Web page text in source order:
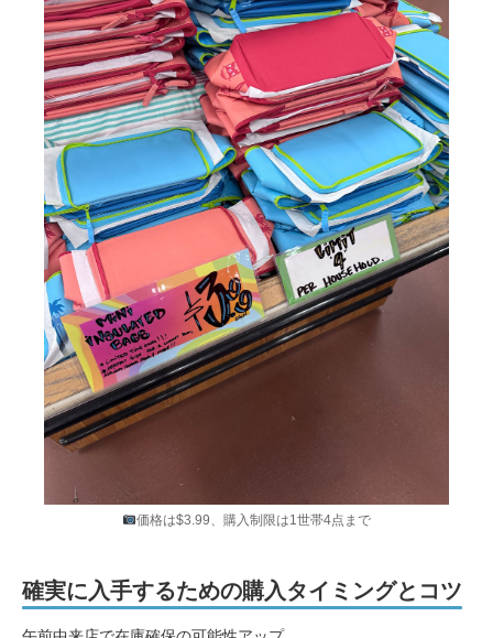
価格は$3.99、購入制限は1世帯4点まで
確実に入手するための購入タイミングとコツ